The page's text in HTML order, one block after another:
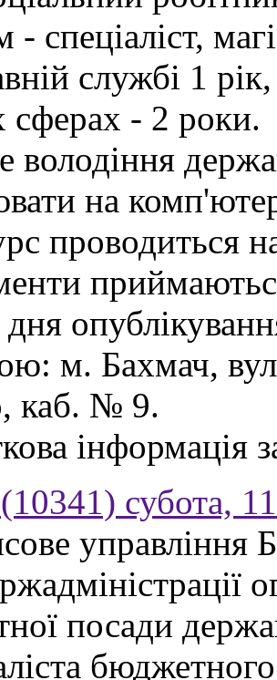
- спеціаліст,
службі 1
сферах - 2 роки.
володіння
на
проводиться
дня
м. Бахмач,
каб. № 9.
інформація
субота,
управління
посади
бюджетного